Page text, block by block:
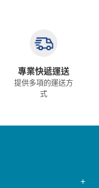
專業快遞運送
提供多項的運送方
式